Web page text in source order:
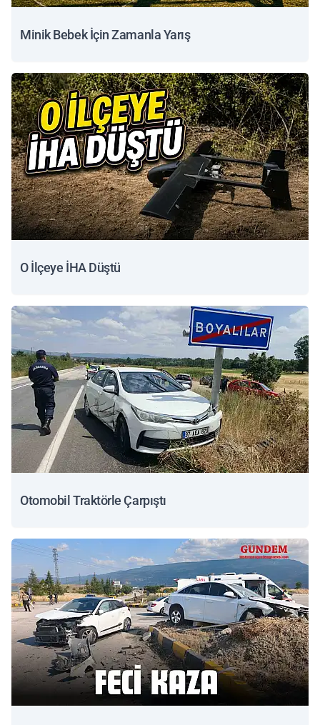
Minik Bebek İçin Zamanla Yarış
O İlçeye İHA Düştü
Otomobil Traktörle Çarpıştı